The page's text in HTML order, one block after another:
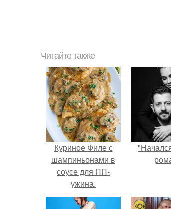
Читайте также
Куриное Филе с
шампиньонами в
соусе для ПП-
ужина.